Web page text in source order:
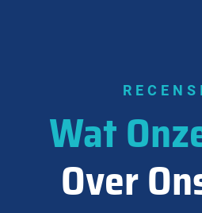
Wat
Over